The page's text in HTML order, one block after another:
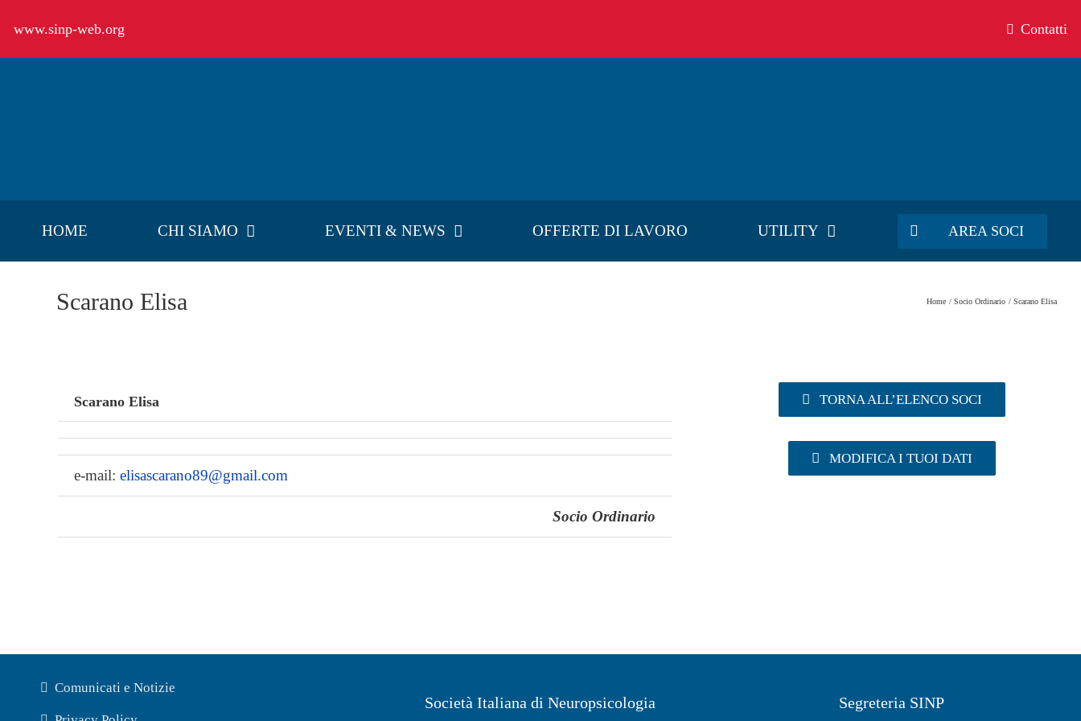
contenuto
www.sinp-web.org Contatti
HOME CHI SIAMO EVENTI & NEWS OFFERTE DI LAVORO UTILITY AREA SOCI
Scarano Elisa Home Socio Ordinario Scarano Elisa
Scarano Elisa
e-mail: elisascarano89@gmail.com
Socio Ordinario
TORNA ALL’ELENCO SOCI
MODIFICA I TUOI DATI
Comunicati e Notizie
Società Italiana di Neuropsicologia Segreteria SINP